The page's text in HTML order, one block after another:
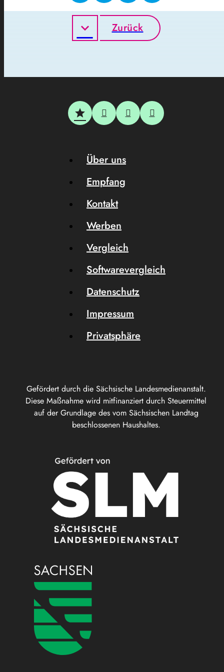
Zurück
Gefördert durch die Sächsische Landesmedienanstalt.
Diese Maßnahme wird mitfinanziert durch Steuermittel
auf der Grundlage des vom Sächsischen Landtag
beschlossenen Haushaltes.
Über uns
Empfang
Kontakt
Werben
Vergleich
Softwarevergleich
Datenschutz
Impressum
Privatsphäre